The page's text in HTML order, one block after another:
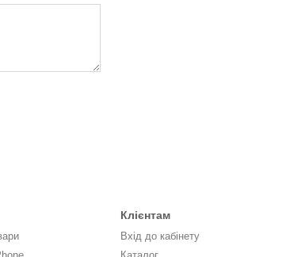
Клієнтам
Вхід до кабінету